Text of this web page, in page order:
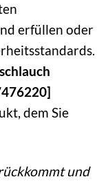
erfüllen oder
dem Sie
und